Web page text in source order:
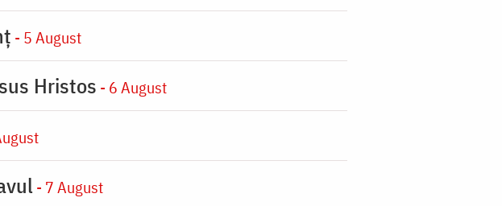
- 5 August
Hristos - 6 August
- 7 August